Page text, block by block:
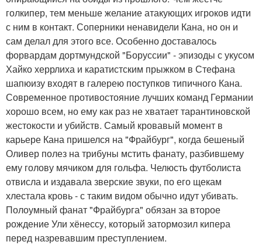
голкипер, тем меньше желание атакующих игроков идти
с ним в контакт. Соперники ненавидели Кана, но он и
сам делал для этого все. Особенно доставалось
форвардам дортмундской "Боруссии" - эпизоды с укусом
Хайко херрлиха и каратистским прыжком в Стефана
шапюизу входят в галерею поступков типичного Кана.
Современное противостояние лучших команд Германии
хорошо всем, но ему как раз не хватает тарантиновской
жестокости и убийств. Самый кровавый момент в
карьере Кана пришелся на "Фрайбург", когда бешеный
Оливер полез на трибуны мстить фанату, разбившему
ему голову мячиком для гольфа. Челюсть футболиста
отвисла и издавала зверские звуки, по его щекам
хлестала кровь - с таким видом обычно идут убивать.
Полоумный фанат "Фрайбурга" обязан за второе
рождение Ули хёнессу, который затормозил кипера
перед назревавшим преступлением.